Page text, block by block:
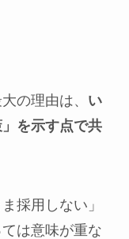
の理由は、 い
を示す点で共
採用しない」
は意味が重な